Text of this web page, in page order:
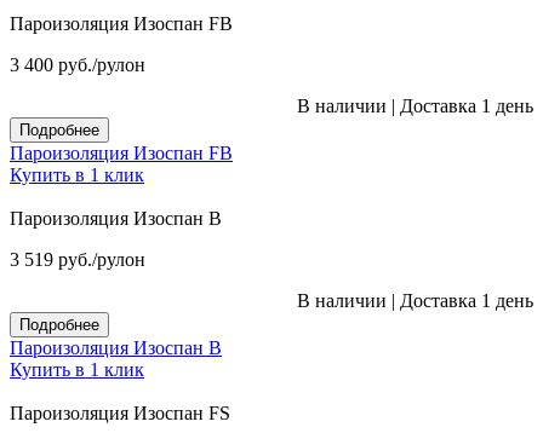
Пароизоляция Изоспан FB
3 400 руб./рулон
В наличии | Доставка 1 день
Подробнее
Пароизоляция Изоспан FB
Купить в 1 клик
Пароизоляция Изоспан B
3 519 руб./рулон
В наличии | Доставка 1 день
Подробнее
Пароизоляция Изоспан B
Купить в 1 клик
Пароизоляция Изоспан FS